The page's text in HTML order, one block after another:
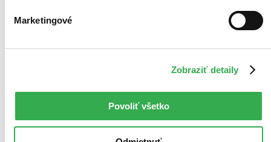
Marketingové
Zobraziť detaily
Povoliť všetko